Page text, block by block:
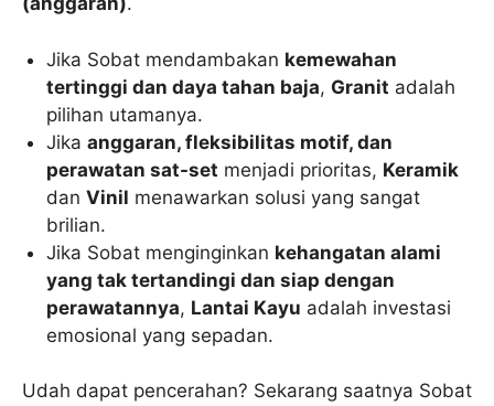
Jika Sobat mendambakan kemewahan
tertinggi dan daya tahan baja, Granit adalah
pilihan utamanya.
Jikaanggaran, fleksibilitas motif, dan
perawatan sat-set menjadi prioritas, Keramik
danVinil menawarkan solusi yang sangat
brilian.
Jika Sobat menginginkan kehangatan alami
yang tak tertandingi dan siap dengan
perawatannya, Lantai Kayu adalah investasi
emosional yang sepadan.
Udah dapat pencerahan? Sekarang saatnya Sobat